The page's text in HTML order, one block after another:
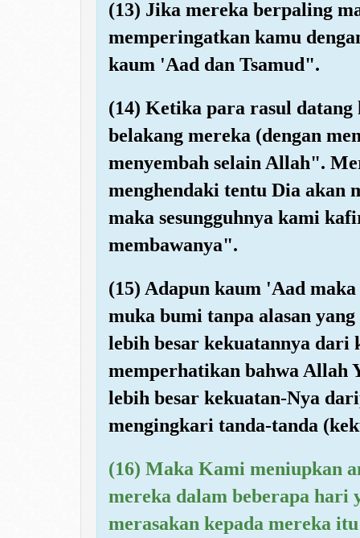
(13) Jika mereka berpaling
memperingatkan kamu
kaum 'Aad dan Tsamud".
(14) Ketika para rasul datang
belakang mereka (dengan
menyembah selain Allah".
menghendaki tentu Dia akan
maka sesungguhnya kami
membawanya".
(15) Adapun kaum 'Aad
muka bumi tanpa alasan
lebih besar kekuatannya
memperhatikan bahwa Allah
lebih besar kekuatan-Nya
mengingkari tanda-tanda
(16) Maka Kami meniupkan
mereka dalam beberapa hari
merasakan kepada mereka